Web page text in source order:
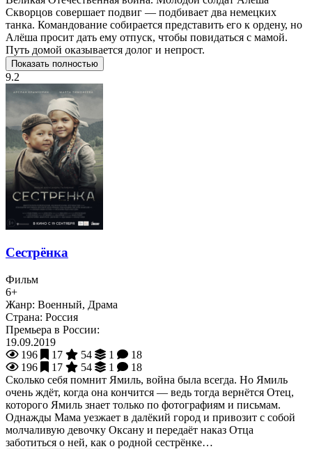
Скворцов совершает подвиг — подбивает два немецких
танка. Командование собирается представить его к ордену, но
Алёша просит дать ему отпуск, чтобы повидаться с мамой.
Путь домой оказывается долог и непрост.
Показать полностью
9.2
Сестрёнка
Фильм
6+
Жанр: Военный, Драма
Страна: Россия
Премьера в России:
19.09.2019
196
17 54 1
18
196
17 54 1
18
Сколько себя помнит Ямиль, война была всегда. Но Ямиль
очень ждёт, когда она кончится — ведь тогда вернётся Отец,
которого Ямиль знает только по фотографиям и письмам.
Однажды Мама уезжает в далёкий город и привозит с собой
молчаливую девочку Оксану и передаёт наказ Отца
заботиться о ней, как о родной сестрёнке…